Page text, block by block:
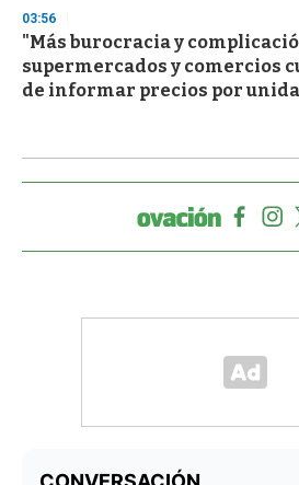
03:56
"Más burocracia y
supermercados y comercios
de informar precios por